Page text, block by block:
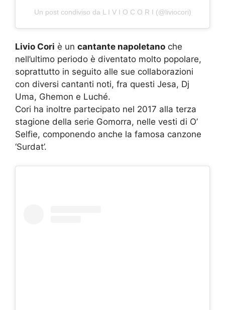
Un post condiviso da L I V I O C O R I (@liviocori)
Livio Cori è un cantante napoletano che
nell’ultimo periodo è diventato molto popolare,
soprattutto in seguito alle sue collaborazioni
con diversi cantanti noti, fra questi Jesa, Dj
Uma, Ghemon e Luché.
Cori ha inoltre partecipato nel 2017 alla terza
stagione della serie Gomorra, nelle vesti di O’
Selfie, componendo anche la famosa canzone
‘Surdat’.